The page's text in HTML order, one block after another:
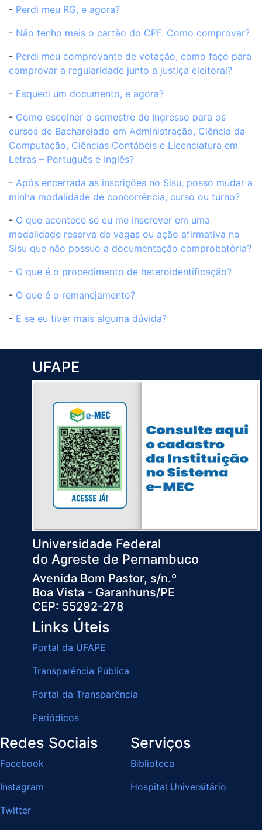
- Perdi meu RG, e agora?
- Não tenho mais o cartão do CPF. Como comprovar?
- Perdi meu comprovante de votação, como faço para
comprovar a regularidade junto a justiça eleitoral?
- Esqueci um documento, e agora?
- Como escolher o semestre de Ingresso para os
cursos de Bacharelado em Administração, Ciência da
Computação, Ciências Contábeis e Licenciatura em
Letras – Português e Inglês?
- Após encerrada as inscrições no Sisu, posso mudar a
minha modalidade de concorrência, curso ou turno?
- O que acontece se eu me inscrever em uma
modalidade reserva de vagas ou ação afirmativa no
Sisu que não possuo a documentação comprobatória?
- O que é o procedimento de heteroidentificação?
- O que é o remanejamento?
- E se eu tiver mais alguma dúvida?
UFAPE
Universidade Federal
do Agreste de Pernambuco
Avenida Bom Pastor, s/n.º
Boa Vista - Garanhuns/PE
CEP: 55292-278
Links Úteis
Portal da UFAPE
Transparência Pública
Portal da Transparência
Periódicos
Redes Sociais
Facebook
Instagram
Twitter
Serviços
Biblioteca
Hospital Universitário